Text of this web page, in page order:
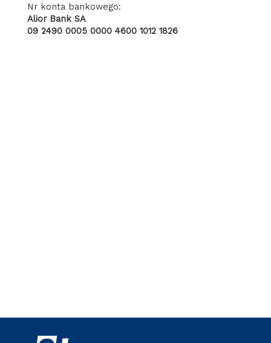
Nr konta bankowego:
Alior Bank SA
09 2490 0005 0000 4600 1012 1826